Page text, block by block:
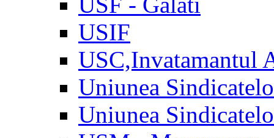
USIF
USC,Invatamantul
Uniunea
Uniunea